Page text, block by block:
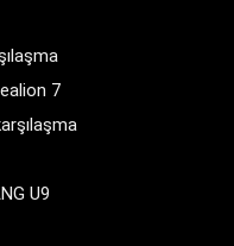
7
U9